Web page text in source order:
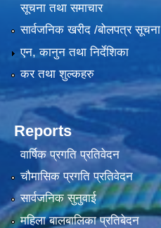
सूचना तथा समाचार
सार्वजनिक खरीद /बोलपत्र सूचना
एन, कानुन तथा निर्देशिका
कर तथा शुल्कहरु
Reports
वार्षिक प्रगति प्रतिवेदन
चौमासिक प्रगति प्रतिवेदन
सार्वजनिक सुनुवाई
महिला बालबालिका प्रतिबेदन